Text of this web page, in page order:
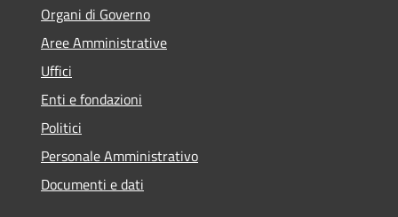
Organi di Governo
Aree Amministrative
Uffici
Enti e fondazioni
Politici
Personale Amministrativo
Documenti e dati